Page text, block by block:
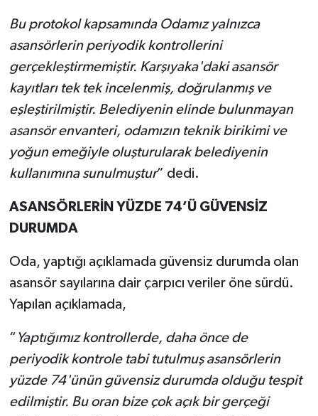
Bu protokol kapsamında Odamız yalnızca
asansörlerin periyodik kontrollerini
gerçekleştirmemiştir. Karşıyaka'daki asansör
kayıtları tek tek incelenmiş, doğrulanmış ve
eşleştirilmiştir. Belediyenin elinde bulunmayan
asansör envanteri, odamızın teknik birikimi ve
yoğun emeğiyle oluşturularak belediyenin
kullanımına sunulmuştur” dedi.
ASANSÖRLERİN YÜZDE 74’Ü GÜVENSİZ
DURUMDA
Oda, yaptığı açıklamada güvensiz durumda olan
asansör sayılarına dair çarpıcı veriler öne sürdü.
Yapılan açıklamada,
“ Yaptığımız kontrollerde, daha önce de
periyodik kontrole tabi tutulmuş asansörlerin
yüzde 74'ünün güvensiz durumda olduğu tespit
edilmiştir. Bu oran bize çok açık bir gerçeği